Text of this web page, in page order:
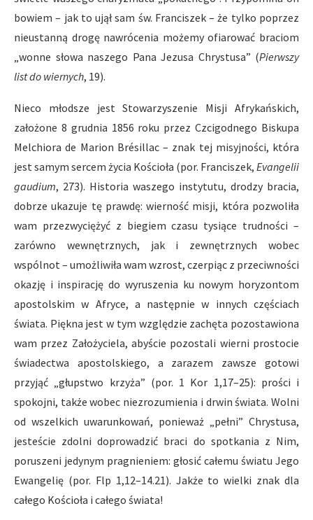
bowiem – jak to ujął sam św. Franciszek – że tylko poprzez
nieustanną drogę nawrócenia możemy ofiarować braciom
„wonne słowa naszego Pana Jezusa Chrystusa” (Pierwszy
list do wiernych, 19).
Nieco młodsze jest Stowarzyszenie Misji Afrykańskich,
założone 8 grudnia 1856 roku przez Czcigodnego Biskupa
Melchiora de Marion Brésillac – znak tej misyjności, która
jest samym sercem życia Kościoła (por. Franciszek, Evangelii
gaudium, 273). Historia waszego instytutu, drodzy bracia,
dobrze ukazuje tę prawdę: wierność misji, która pozwoliła
wam przezwyciężyć z biegiem czasu tysiące trudności –
zarówno wewnętrznych, jak i zewnętrznych wobec
wspólnot – umożliwiła wam wzrost, czerpiąc z przeciwności
okazję i inspirację do wyruszenia ku nowym horyzontom
apostolskim w Afryce, a następnie w innych częściach
świata. Piękna jest w tym względzie zachęta pozostawiona
wam przez Założyciela, abyście pozostali wierni prostocie
świadectwa apostolskiego, a zarazem zawsze gotowi
przyjąć „głupstwo krzyża” (por. 1 Kor 1,17–25): prości i
spokojni, także wobec niezrozumienia i drwin świata. Wolni
od wszelkich uwarunkowań, ponieważ „pełni” Chrystusa,
jesteście zdolni doprowadzić braci do spotkania z Nim,
poruszeni jedynym pragnieniem: głosić całemu światu Jego
Ewangelię (por. Flp 1,12–14.21). Jakże to wielki znak dla
całego Kościoła i całego świata!